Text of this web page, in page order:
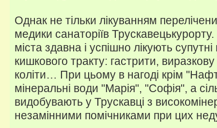
Однак не тільки лікуванням
медики санаторіїв
міста здавна і успішно лікують
кишкового тракту: гастрити,
коліти… При цьому в нагоді крім
мінеральні води "Марія", "Софія", а
видобувають у Трускавці з
незамінними помічниками при цих